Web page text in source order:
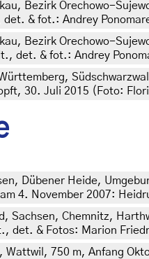
Bezirk Orechowo-
& fot.: Andrey
Bezirk Orechowo-
det. & fot.: Andrey
30. Juli 2015 (Foto:
Dübener Heide,
4. November 2007:
Sachsen, Chemnitz,
det. & Fotos: Marion
Wattwil, 750 m, Anfang